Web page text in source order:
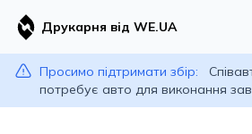
Друкарня від WE.UA
Просимо підтримати збір:
потребує авто для виконання